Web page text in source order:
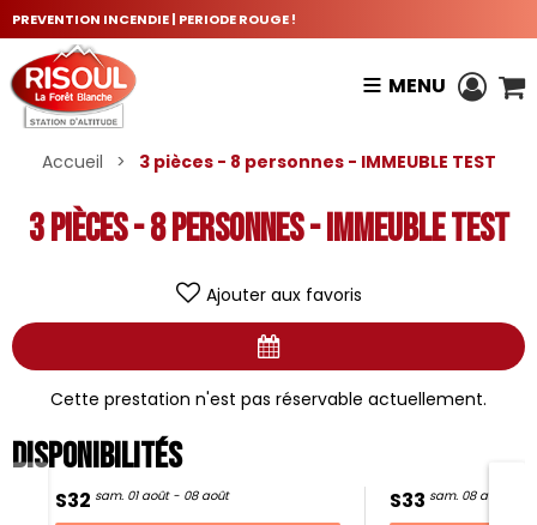
PREVENTION INCENDIE | PERIODE ROUGE !
MENU
Accueil > 3 pièces - 8 personnes - IMMEUBLE TEST
3 pièces - 8 personnes - IMMEUBLE TEST
Ajouter aux favoris
Cette prestation n'est pas réservable actuellement.
Disponibilités
S32 sam. 01 août - 08 août S33 sam. 08 août - 15